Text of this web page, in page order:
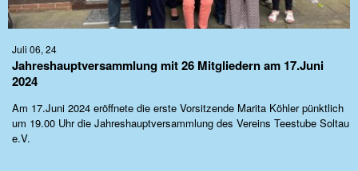
Juli 06, 24
Jahreshauptversammlung mit 26 Mitgliedern am 17.Juni
2024
Am 17.Juni 2024 eröffnete die erste Vorsitzende Marita Köhler pünktlich
um 19.00 Uhr die Jahreshauptversammlung des Vereins Teestube Soltau
e.V.